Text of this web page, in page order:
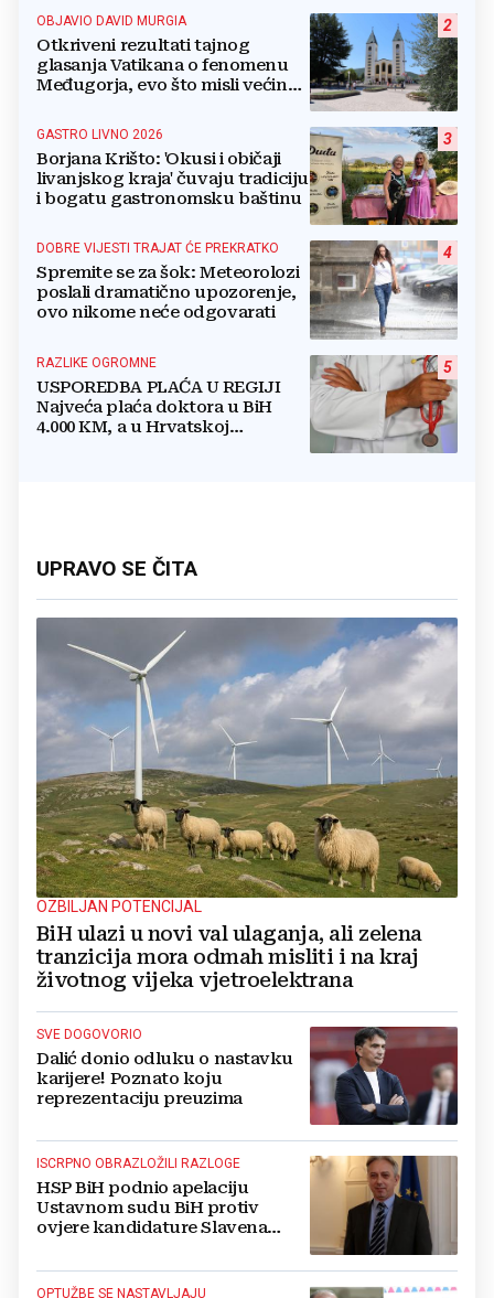
boriti...
2
OBJAVIO DAVID MURGIA
Otkriveni rezultati tajnog
glasanja Vatikana o fenomenu
Međugorja, evo što misli većina
3
GASTRO LIVNO 2026
Borjana Krišto: 'Okusi i običaji
livanjskog kraja' čuvaju tradiciju
i bogatu gastronomsku baštinu
4
DOBRE VIJESTI TRAJAT ĆE PREKRATKO
Spremite se za šok: Meteorolozi
poslali dramatično upozorenje,
ovo nikome neće odgovarati
5
RAZLIKE OGROMNE
USPOREDBA PLAĆA U REGIJI
Najveća plaća doktora u BiH
4.000 KM, a u Hrvatskoj
UPRAVO SE ČITA
OZBILJAN POTENCIJAL
BiH ulazi u novi val ulaganja, ali zelena
tranzicija mora odmah misliti i na kraj
životnog vijeka vjetroelektrana
SVE DOGOVORIO
Dalić donio odluku o nastavku
karijere! Poznato koju
reprezentaciju preuzima
ISCRPNO OBRAZLOŽILI RAZLOGE
HSP BiH podnio apelaciju
Ustavnom sudu BiH protiv
ovjere kandidature Slavena
OPTUŽBE SE NASTAVLJAJU